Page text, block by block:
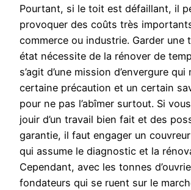
Pourtant, si le toit est défaillant, il
provoquer des coûts très
commerce ou industrie. Garder une
état nécessite de la rénover de
s’agit d’une mission d’envergure
certaine précaution et un certain
pour ne pas l’abîmer surtout. Si
jouir d’un travail bien fait et des
garantie, il faut engager un
qui assume le diagnostic et la
Cependant, avec les tonnes
fondateurs qui se ruent sur le